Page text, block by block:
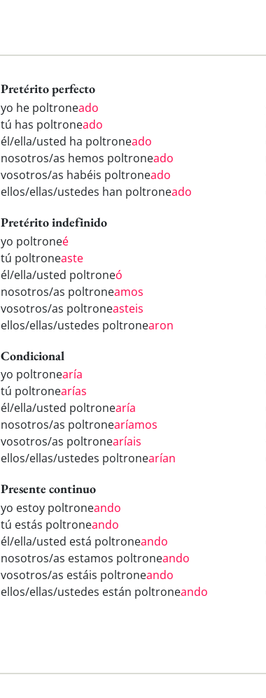
Pretérito perfecto
yo he poltroneado
tú has poltroneado
él/ella/usted ha poltroneado
nosotros/as hemos poltroneado
vosotros/as habéis poltroneado
ellos/ellas/ustedes han poltroneado
Pretérito indefinido
yo poltroneé
tú poltroneaste
él/ella/usted poltroneó
nosotros/as poltroneamos
vosotros/as poltroneasteis
ellos/ellas/ustedes poltronearon
Condicional
yo poltronearía
tú poltronearías
él/ella/usted poltronearía
nosotros/as poltronearíamos
vosotros/as poltronearíais
ellos/ellas/ustedes poltronearían
Presente continuo
yo estoy poltroneando
tú estás poltroneando
él/ella/usted está poltroneando
nosotros/as estamos poltroneando
vosotros/as estáis poltroneando
ellos/ellas/ustedes están poltroneando